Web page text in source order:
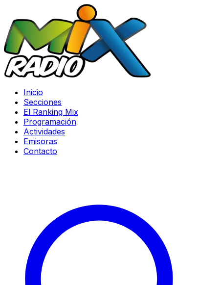
Inicio
Secciones
El Ranking Mix
Programación
Actividades
Emisoras
Contacto